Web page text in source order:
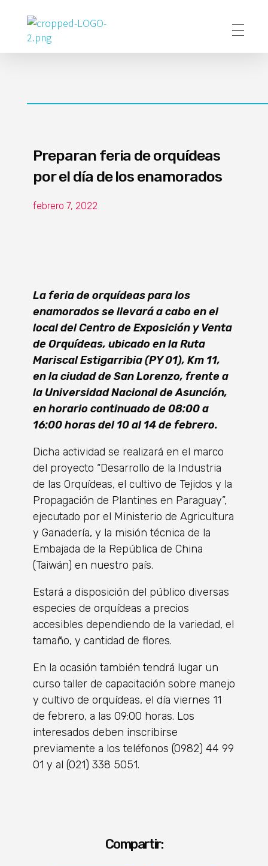
Poder Agropecuario
Preparan feria de orquídeas
por el día de los enamorados
febrero 7, 2022
La feria de orquídeas para los
enamorados se llevará a cabo en el
local del Centro de Exposición y Venta
de Orquídeas, ubicado en la Ruta
Mariscal Estigarribia (PY 01), Km 11,
en la ciudad de San Lorenzo, frente a
la Universidad Nacional de Asunción,
en horario continuado de 08:00 a
16:00 horas del 10 al 14 de febrero.
Dicha actividad se realizará en el marco
del proyecto “Desarrollo de la Industria
de las Orquídeas, el cultivo de Tejidos y la
Propagación de Plantines en Paraguay”,
ejecutado por el Ministerio de Agricultura
y Ganadería, y la misión técnica de la
Embajada de la República de China
(Taiwán) en nuestro país.
Estará a disposición del público diversas
especies de orquídeas a precios
accesibles dependiendo de la variedad, el
tamaño, y cantidad de flores.
En la ocasión también tendrá lugar un
curso taller de capacitación sobre manejo
y cultivo de orquídeas, el día viernes 11
de febrero, a las 09:00 horas. Los
interesados deben inscribirse
previamente a los teléfonos (0982) 44 99
01 y al (021) 338 5051.
Compartir: